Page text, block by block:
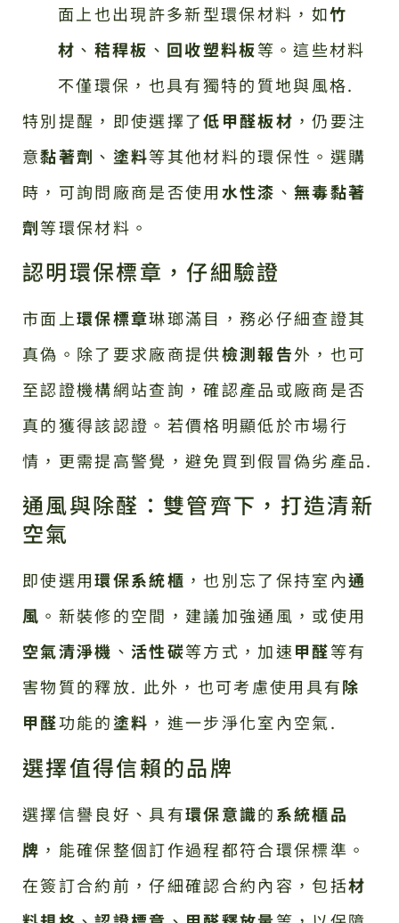
面上也出現許多新型環保材料，如竹
材 、 秸稈板 、 回收塑料板等。這些材料
不僅環保，也具有獨特的質地與風格.
特別提醒，即使選擇了低甲醛板材 ，仍要注
意黏著劑 、 塗料等其他材料的環保性。選購
時，可詢問廠商是否使用水性漆 、無毒黏著
劑等環保材料。
認明環保標章，仔細驗證
市面上環保標章琳瑯滿目，務必仔細查證其
真偽。除了要求廠商提供檢測報告外，也可
至認證機構網站查詢，確認產品或廠商是否
真的獲得該認證。若價格明顯低於市場行
情，更需提高警覺，避免買到假冒偽劣產品.
通風與除醛：雙管齊下，打造清新
空氣
即使選用環保系統櫃 ，也別忘了保持室內通
風 。新裝修的空間，建議加強通風，或使用
空氣清淨機 、活性碳等方式，加速甲醛等有
害物質的釋放. 此外，也可考慮使用具有除
甲醛功能的塗料 ，進一步淨化室內空氣.
選擇值得信賴的品牌
選擇信譽良好、具有環保意識的系統櫃品
牌 ，能確保整個訂作過程都符合環保標準。
在簽訂合約前，仔細確認合約內容，包括材